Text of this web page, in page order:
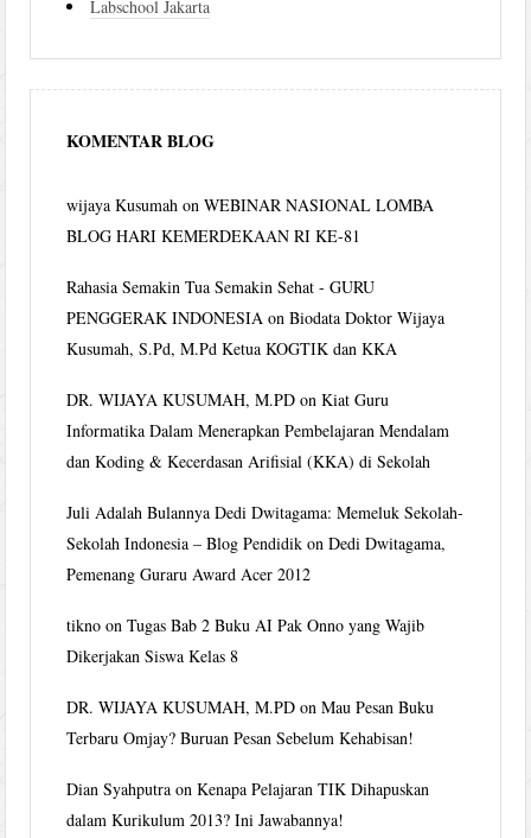
Labschool Jakarta
KOMENTAR BLOG
wijaya Kusumah onWEBINAR NASIONAL LOMBA
BLOG HARI KEMERDEKAAN RI KE-81
Rahasia Semakin Tua Semakin Sehat - GURU
PENGGERAK INDONESIA onBiodata Doktor Wijaya
Kusumah, S.Pd, M.Pd Ketua KOGTIK dan KKA
DR. WIJAYA KUSUMAH, M.PD onKiat Guru
Informatika Dalam Menerapkan Pembelajaran Mendalam
dan Koding & Kecerdasan Arifisial (KKA) di Sekolah
Juli Adalah Bulannya Dedi Dwitagama: Memeluk Sekolah-
Sekolah Indonesia – Blog Pendidik onDedi Dwitagama,
Pemenang Guraru Award Acer 2012
tikno onTugas Bab 2 Buku AI Pak Onno yang Wajib
Dikerjakan Siswa Kelas 8
DR. WIJAYA KUSUMAH, M.PD onMau Pesan Buku
Terbaru Omjay? Buruan Pesan Sebelum Kehabisan!
Dian Syahputra onKenapa Pelajaran TIK Dihapuskan
dalam Kurikulum 2013? Ini Jawabannya!